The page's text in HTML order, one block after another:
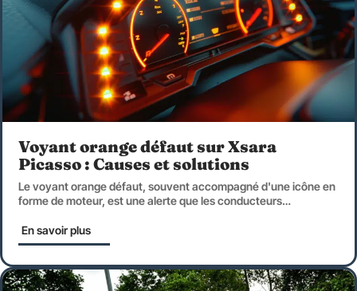
Voyant orange défaut sur Xsara
Picasso : Causes et solutions
Le voyant orange défaut, souvent accompagné d'une icône en
forme de moteur, est une alerte que les conducteurs…
En savoir plus